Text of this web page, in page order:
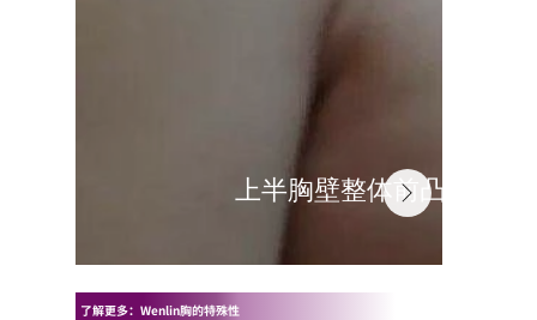
上半胸壁整体前凸，两翼
了解更多：Wenlin胸的特殊性